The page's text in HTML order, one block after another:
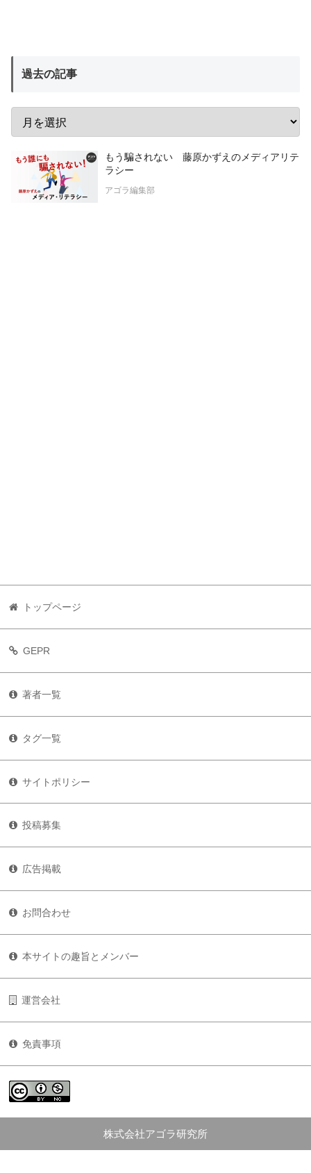
過去の記事
もう騙されない 藤原かずえのメディアリテ
ラシー
アゴラ編集部
トップページ
GEPR
著者一覧
タグ一覧
サイトポリシー
投稿募集
広告掲載
お問合わせ
本サイトの趣旨とメンバー
運営会社
免責事項
株式会社アゴラ研究所